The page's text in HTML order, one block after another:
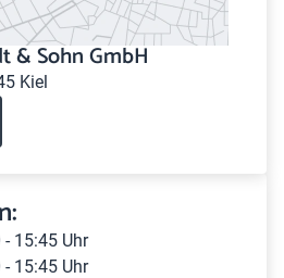
& Sohn GmbH
Kiel
- 15:45 Uhr
- 15:45 Uhr